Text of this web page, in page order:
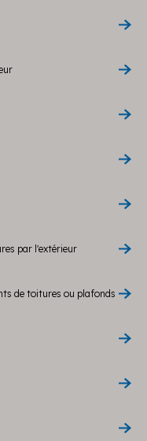
par l'extérieur
de toitures ou plafonds